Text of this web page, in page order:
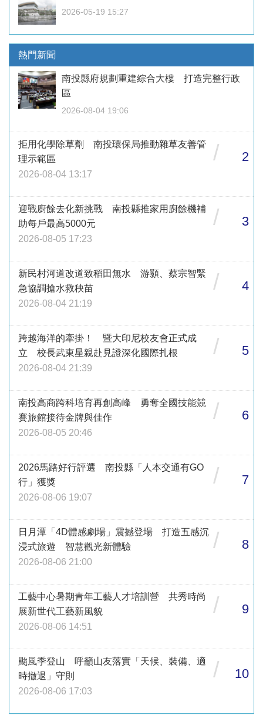
2026-05-19 15:27
熱門新聞
南投縣府規劃重建綜合大樓 打造完整行政
區
2026-08-04 19:06
拒用化學除草劑 南投環保局推動雜草友善管
理示範區
2026-08-04 13:17
/ 2
迎戰廚餘去化新挑戰 南投縣推家用廚餘機補
助每戶最高5000元
2026-08-05 17:23
/ 3
新民村河道改道致稻田無水 游顥、蔡宗智緊
急協調搶水救秧苗
2026-08-04 21:19
/ 4
跨越海洋的牽掛！ 暨大印尼校友會正式成
立 校長武東星親赴見證深化國際扎根
2026-08-04 21:39
/ 5
南投高商跨科培育再創高峰 勇奪全國技能競
賽旅館接待金牌與佳作
2026-08-05 20:46
/ 6
2026馬路好行評選 南投縣「人本交通有GO
行」獲獎
2026-08-06 19:07
/ 7
日月潭「4D體感劇場」震撼登場 打造五感沉
浸式旅遊 智慧觀光新體驗
2026-08-06 21:00
/ 8
工藝中心暑期青年工藝人才培訓營 共秀時尚
展新世代工藝新風貌
2026-08-06 14:51
/ 9
颱風季登山 呼籲山友落實「天候、裝備、適
時撤退」守則
2026-08-06 17:03
/ 10